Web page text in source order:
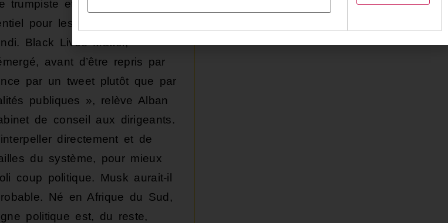
trumpiste et libertarienne.
pour les idées les plus à
Black Lives Matter,
avant d’être repris par
par un tweet plutôt que par
publiques », relève Alban
de conseil aux dirigeants.
directement et de
du système, pour mieux
coup politique. Musk aurait-il
Né en Afrique du Sud,
politique est, du reste,